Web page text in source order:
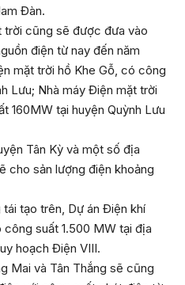
Đàn.
trời cũng sẽ được đưa vào
điện từ nay đến năm
mặt trời hồ Khe Gỗ, có công
Lưu; Nhà máy Điện mặt trời
160MW tại huyện Quỳnh Lưu
Tân Kỳ và một số địa
cho sản lượng điện khoảng
tạo trên, Dự án Điện khí
công suất 1.500 MW tại địa
hoạch Điện VIII.
Mai và Tân Thắng sẽ cũng